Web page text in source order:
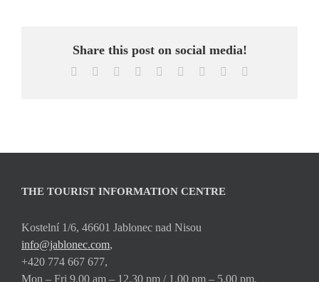
Share this post on social media!
Facebook Reddit LinkedInWhatsApp
TumblrPinterest
THE TOURIST INFORMATION CENTRE
Kostelní 1/6, 46601 Jablonec nad Nisou
info@jablonec.com,
+420 774 667 677,
Mon – Fri 9.00 am – 12.30 pm / 1.00 pm – 5.00 pm,